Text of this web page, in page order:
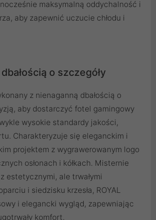
maksymalną oddychalność i
aby zapewnić uczucie chłodu i
o szczegóły
z nienaganną dbałością o
aby dostarczyć fotel gamingowy
wysokie standardy jakości,
Charakteryzuje się eleganckim i
projektem z wygrawerowanym logo
osłonach i kółkach. Misternie
estetycznymi, ale trwałymi
i siedzisku krzesła, ROYAL
i elegancki wygląd, zapewniając
komfort.